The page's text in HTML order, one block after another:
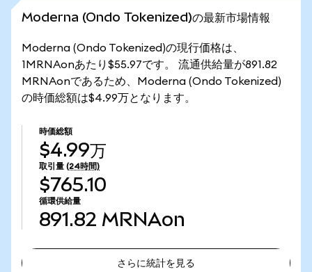
Moderna (Ondo Tokenized)の最新市場情報
Moderna (Ondo Tokenized)の現行価格は、
1MRNAonあたり$55.97です。 流通供給量が891.82
MRNAonであるため、Moderna (Ondo Tokenized)
の時価総額は$4.99万となります。
時価総額
$4.99万
取引量 (24時間)
$765.10
循環供給量
891.82 MRNAon
さらに統計を見る